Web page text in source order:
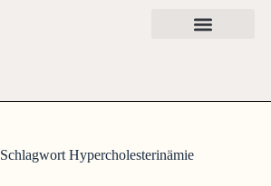
Schlagwort Hypercholesterinämie